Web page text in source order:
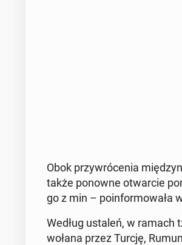
Obok przy­wró­ce­nia
także ponowne otwar­cie
go z min – po­in­for­mo­wa­ła
Według ustaleń, w ramach
wo­ła­na przez Turcję,